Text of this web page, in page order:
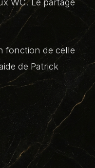
fonction de celle
de Patrick